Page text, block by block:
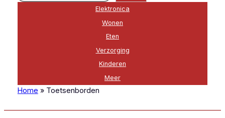
Elektronica
Wonen
Eten
Verzorging
Kinderen
Meer
Home »Toetsenborden